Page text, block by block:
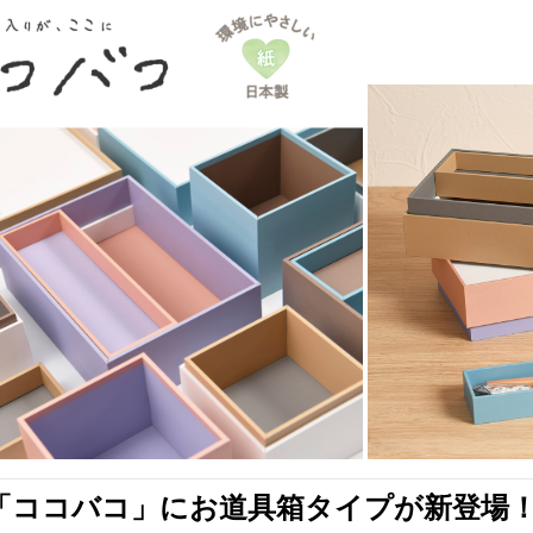
新製品一覧
ココバコ」にお道具箱タイプが新登場